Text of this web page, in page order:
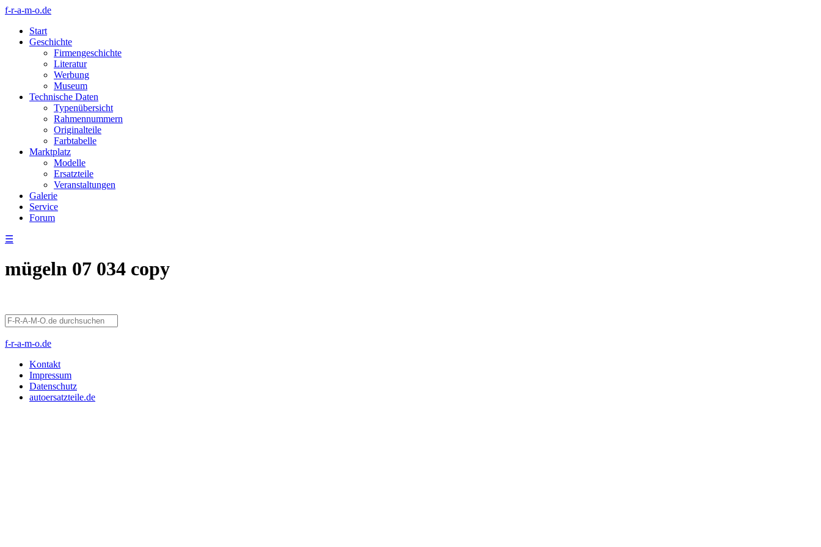
f-r-a-m-o.de
Start
Geschichte
Firmengeschichte
Literatur
Werbung
Museum
Technische Daten
Typenübersicht
Rahmennummern
Originalteile
Farbtabelle
Marktplatz
Modelle
Ersatzteile
Veranstaltungen
Galerie
Service
Forum
☰
mügeln 07 034 copy
f-r-a-m-o.de
Kontakt
Impressum
Datenschutz
autoersatzteile.de